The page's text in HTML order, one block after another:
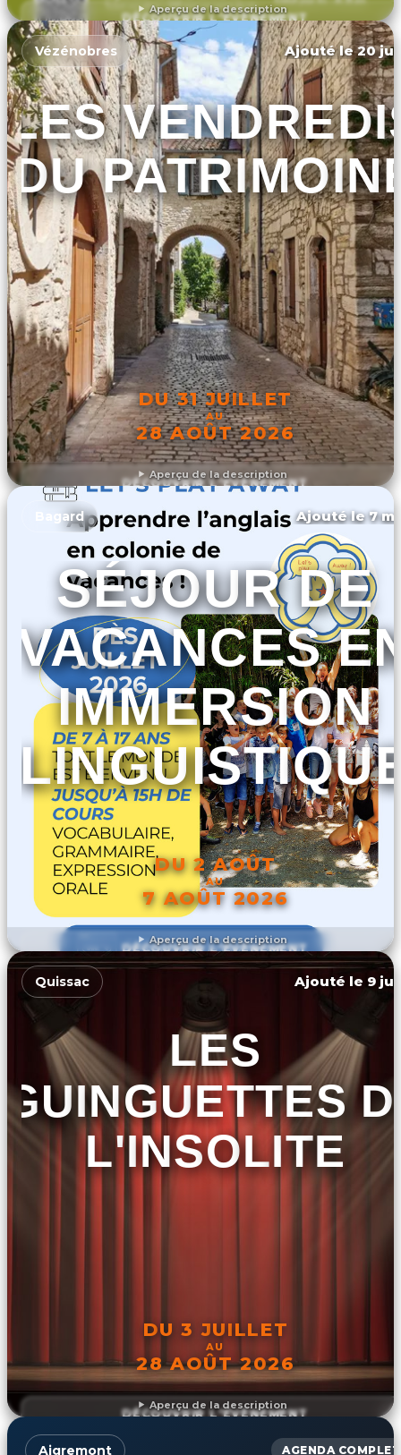
Aperçu de la description
DÉCOUVRIR L'ÉVÉNEMENT
Aperçu de la description
Vézénobres Ajouté le 20
LES
DU
DU 31 JUILLET
AU
28 AOÛT 2026
DÉCOUVRIR L'ÉVÉNEMENT
Aperçu de la description
Bagard Ajouté le 7
SÉJOUR DE
VACANCES
IMMERSION
DU 2 AOÛT
AU
7 AOÛT 2026
DÉCOUVRIR L'ÉVÉNEMENT
Aperçu de la description
Quissac Ajouté le 9
LES
GUINGUETTES
L'INSOLITE
DU 3 JUILLET
AU
28 AOÛT 2026
DÉCOUVRIR L'ÉVÉNEMENT
Aigremont AGENDA COMPLET